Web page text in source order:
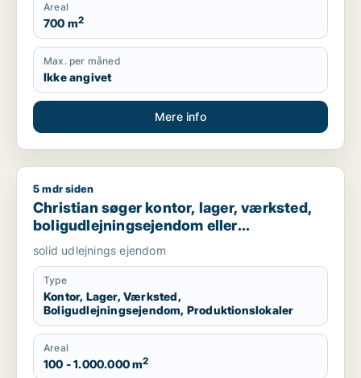
Areal
700 m2
Max. per måned
Ikke angivet
Mere info
Christian søger kontor, lager, værksted,
5 mdr siden
Christian søger kontor, lager, værksted,
boligudlejningsejendom eller
produktionslokaler til salg i Nordsjælland,
Roskilde eller Holbæk
solid udlejnings ejendom
Type
Kontor, Lager, Værksted,
Boligudlejningsejendom, Produktionslokaler
Areal
100 - 1.000.000 m2